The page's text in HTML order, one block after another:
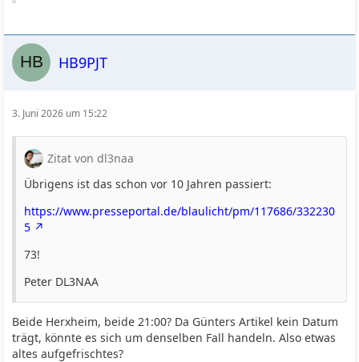
HB9PJT
3. Juni 2026 um 15:22
Zitat von dl3naa
Übrigens ist das schon vor 10 Jahren passiert:
https://www.presseportal.de/blaulicht/pm/117686/332230
5
73!
Peter DL3NAA
Beide Herxheim, beide 21:00? Da Günters Artikel kein Datum
trägt, könnte es sich um denselben Fall handeln. Also etwas
altes aufgefrischtes?